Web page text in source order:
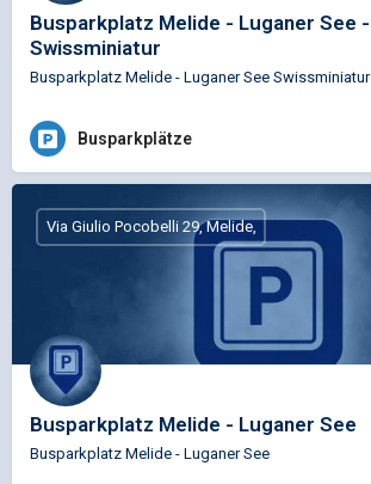
Busparkplatz Melide - Luganer See -
Swissminiatur
Busparkplatz Melide - Luganer See Swissminiatur
Busparkplätze
Busparkplatz Melide - Luganer See
Busparkplatz Melide - Luganer See
Via Giulio Pocobelli 29, Melide,